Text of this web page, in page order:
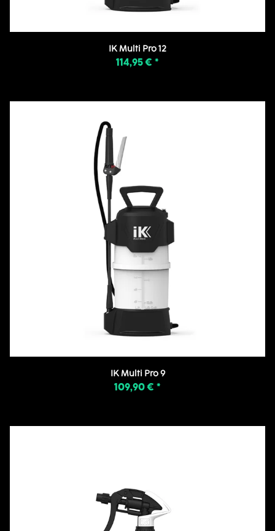
IK Multi Pro 12
114,95 € *
IK Multi Pro 9
109,90 € *